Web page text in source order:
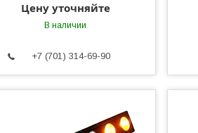
Цену уточняйте
В наличии
+7 (701) 314-69-90